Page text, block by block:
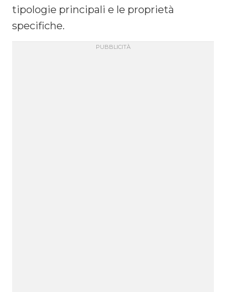
tipologie principali e le proprietà
specifiche.